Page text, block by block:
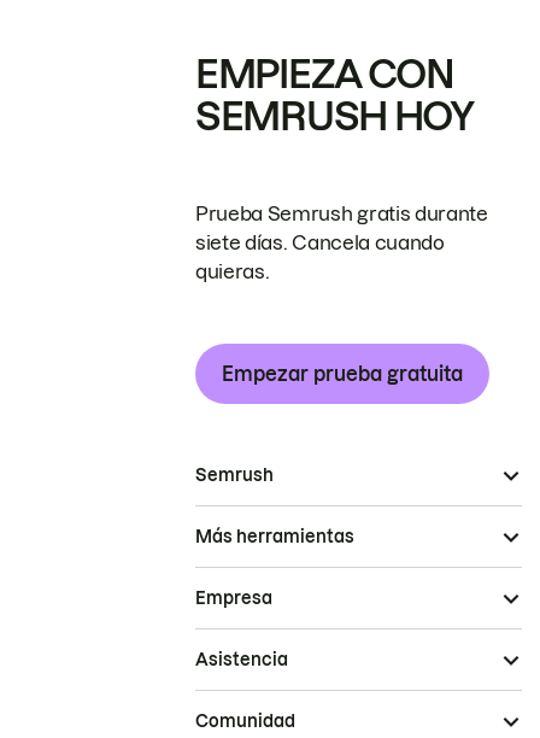
EMPIEZA CON
SEMRUSH HOY
Prueba Semrush gratis durante
siete días. Cancela cuando
quieras.
Empezar prueba gratuita
Semrush
Más herramientas
Empresa
Asistencia
Comunidad